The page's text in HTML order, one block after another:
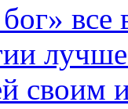
все
своим